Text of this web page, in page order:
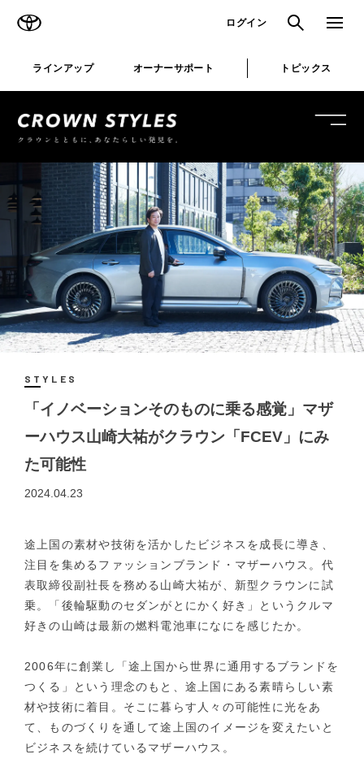
ログイン 検索 メニュ
ラインアップ オーナーサポート トピックス
STYLES
「イノベーションそのものに乗る感覚」マザ
ーハウス山崎大祐がクラウン「FCEV」にみ
た可能性
2024.04.23
途上国の素材や技術を活かしたビジネスを成長に導き、
注目を集めるファッションブランド・マザーハウス。代
表取締役副社長を務める山崎大祐が、新型クラウンに試
乗。「後輪駆動のセダンがとにかく好き」というクルマ
好きの山崎は最新の燃料電池車になにを感じたか。
2006年に創業し「途上国から世界に通用するブランドを
つくる」という理念のもと、途上国にある素晴らしい素
材や技術に着目。そこに暮らす人々の可能性に光をあ
て、ものづくりを通して途上国のイメージを変えたいと
ビジネスを続けているマザーハウス。